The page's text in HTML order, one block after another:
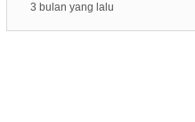
3 bulan yang lalu